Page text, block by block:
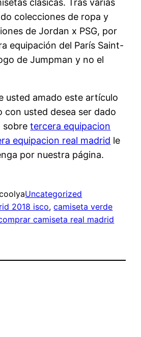
clásicas. Tras varias
colecciones de ropa y
de Jordan x PSG, por
equipación del París Saint-
de Jumpman y no el
usted amado este artículo
usted desea ser dado
sobretercera equipacion
equipacion real madrid le
por nuestra página.
Uncategorized
2018 isco, camiseta verde
camiseta real madrid